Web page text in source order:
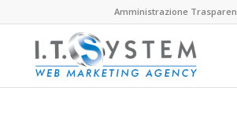
Amministrazione